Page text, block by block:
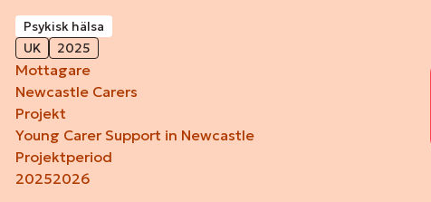
Psykisk hälsa
UK
2025
Mottagare
Newcastle Carers
Projekt
Young Carer Support in Newcastle
Projektperiod
20252026